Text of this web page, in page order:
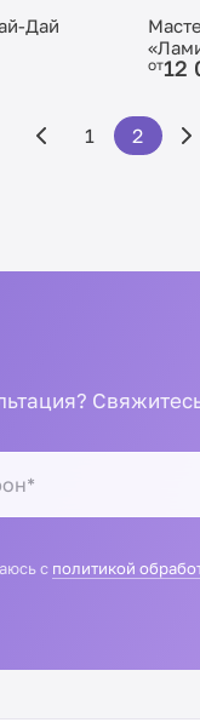
Дай
от12
1 2
с политикой